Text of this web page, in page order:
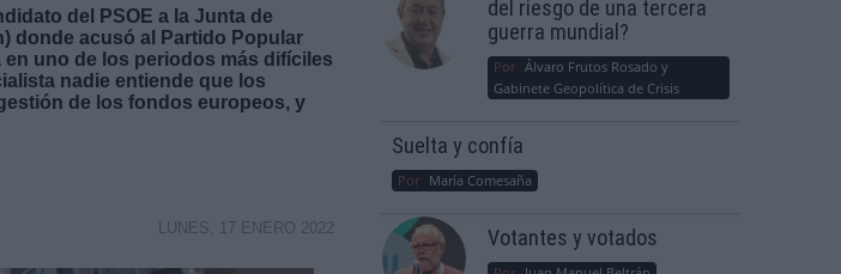
del PSOE a la Junta de
donde acusó al Partido Popular
uno de los periodos más difíciles
nadie entiende que los
de los fondos europeos, y
LUNES, 17 ENERO 2022
del riesgo de una tercera
guerra mundial?
Por Álvaro Frutos Rosado y
Gabinete Geopolítica de Crisis
Suelta y confía
Por María Comesaña
Votantes y votados